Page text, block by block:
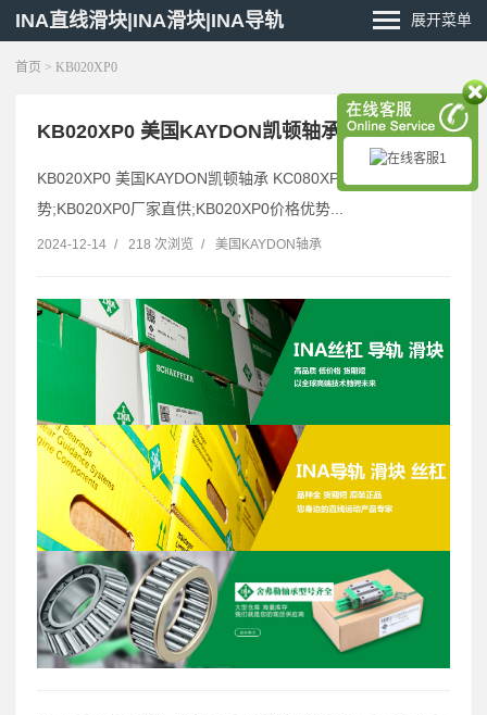
INA直线滑块|INA滑块|INA导轨 展开菜单
首页 > KB020XP0
KB020XP0 美国KAYDON凯顿轴承 KC080XPO
KB020XP0 美国KAYDON凯顿轴承 KC080XPO;KB020XP0优
势;KB020XP0厂家直供;KB020XP0价格优势...
2024-12-14 / 218 次浏览 / 美国KAYDON轴承